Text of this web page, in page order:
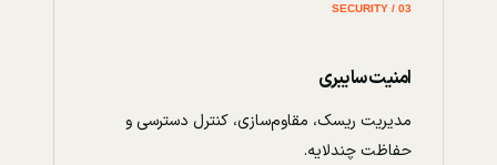
03 / SECURITY
امنیت سایبری
مدیریت ریسک، مقاوم‌سازی، کنترل دسترسی و
حفاظت چندلایه.